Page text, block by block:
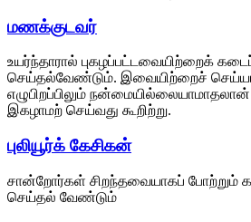
மணக்குடவர்
உயர்ந்தாரால் புகழப்பட்டவையிற்றைக்
செய்தல்வேண்டும். இவையிற்றைச்
எழுபிறப்பிலும்
இகழாமற் செய்வது கூறிற்று.
புலியூர்க் கேசிகன்
சான்றோர்கள் சிறந்தவையாகப் போற்றும்
செய்தல் வேண்டும்